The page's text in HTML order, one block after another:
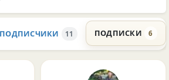
ПОДПИСЧИКИ 11 ПОДПИСКИ 6